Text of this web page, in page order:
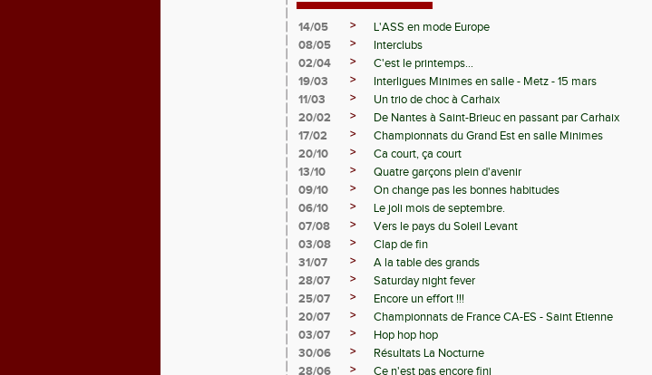
14/05 >
L'ASS en mode Europe
08/05
>
Interclubs
02/04
>
C'est le printemps...
19/03
>
Interligues Minimes en salle - Metz - 15 mars
11/03
>
Un trio de choc à Carhaix
20/02
>
De Nantes à Saint-Brieuc en passant par Carhaix
17/02
>
Championnats du Grand Est en salle Minimes
20/10
>
Ca court, ça court
13/10
>
Quatre garçons plein d'avenir
09/10
>
On change pas les bonnes habitudes
06/10
>
Le joli mois de septembre.
07/08
>
Vers le pays du Soleil Levant
03/08
>
Clap de fin
31/07
>
A la table des grands
28/07
>
Saturday night fever
25/07
>
Encore un effort !!!
20/07
>
Championnats de France CA-ES - Saint Etienne
03/07
>
Hop hop hop
30/06
>
Résultats La Nocturne
28/06
> Ce n'est pas encore fini